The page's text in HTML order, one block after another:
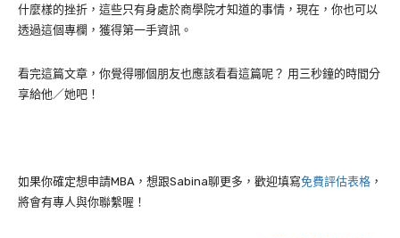
什麼樣的挫折，這些只有身處於商學院才知道的事情，現在，你也可以
透過這個專欄，獲得第一手資訊。
看完這篇文章，你覺得哪個朋友也應該看看這篇呢？ 用三秒鐘的時間分
享給他／她吧！
如果你確定想申請MBA，想跟Sabina聊更多，歡迎填寫免費評估表格 ，
將會有專人與你聯繫喔！